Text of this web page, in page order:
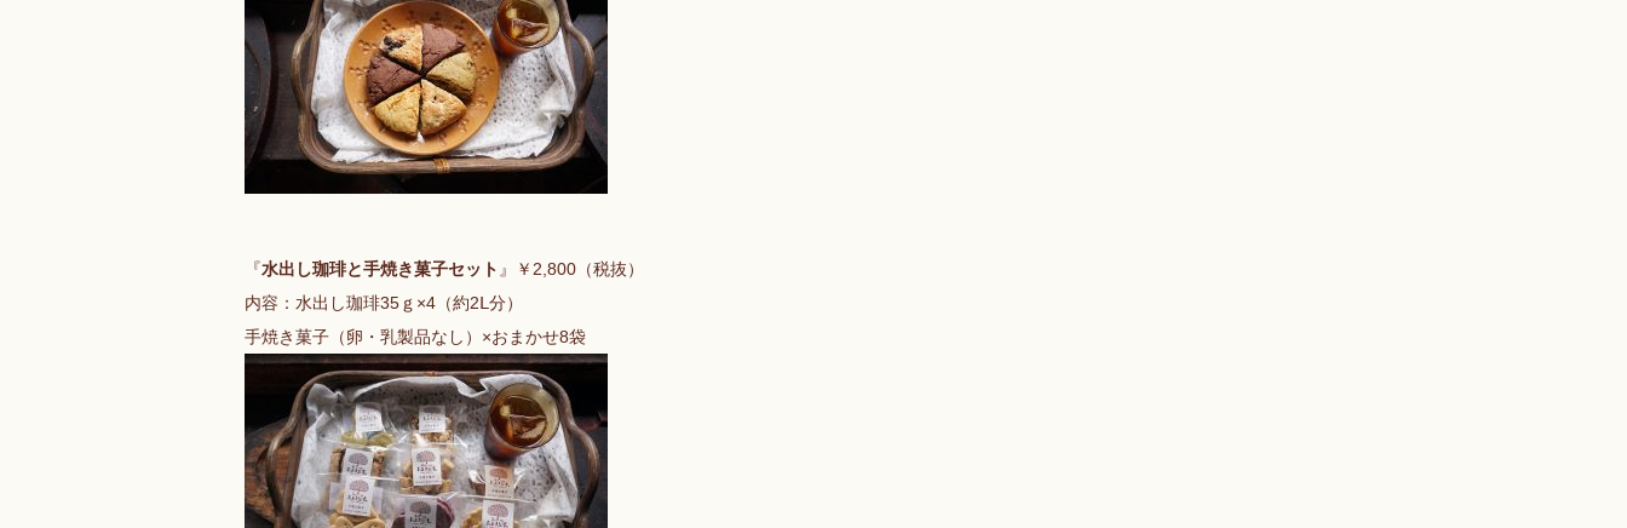
『水出し珈琲と手焼き菓子セット 』￥2,800（税抜）
内容：水出し珈琲35ｇ×4（約2Ⅼ分）
手焼き菓子（卵・乳製品なし）×おまかせ8袋